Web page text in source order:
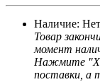
Наличие:
Товар
момент
Нажмите
поставки, а